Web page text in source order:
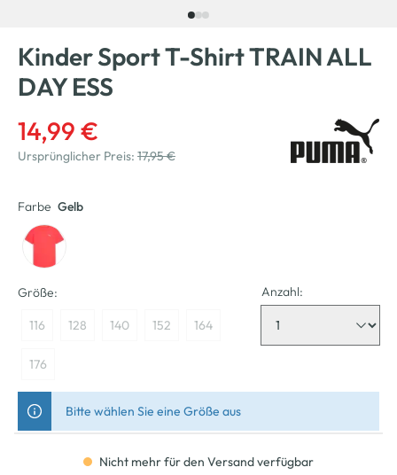
Kinder Sport T-Shirt TRAIN ALL
DAY ESS
14,99 €
Ursprünglicher Preis: 17,95 €
Farbe Gelb
Größe:
116 128 140 152 164
176
Anzahl:
Bitte wählen Sie eine Größe aus
Nicht mehr für den Versand verfügbar